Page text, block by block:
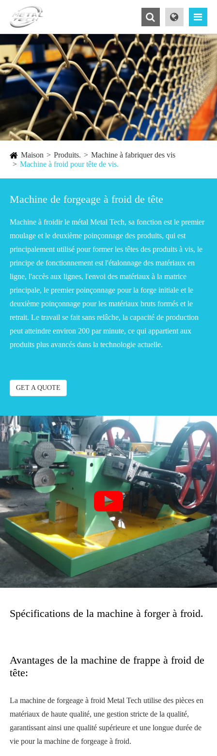
Maison Produits.
Machine à fabriquer des vis
Machine à froid pour tête de vis.
Machine de forgeage à froid de tête
Machine à froidir le métal Metal Tech, sa fonction est le premier
moulage et le deuxième poinçonnage des produits, qui est
principalement utilisé pour former les têtes des produits à vis, le
principe de fonctionnement est l'étalonnage des matériaux en
ligne, l'accès aux lignes, l'envoi des matériaux à la matrice
principale, le premier poinçonnage pour la forge initiale et le
deuxième poinçonnage pour les matériaux bruts formés et le
retrait. Le travail se fait sans relâche, la capacité de production
peut atteindre environ 200 par minute, ce qui appartient aux
produits plus avancés dans la technologie actuelle.
GET A QUOTE

Spécifications de la machine à forger à froid.
Avantages de la machine de frappe à froid de
tête:
La machine de forgeage à froid Metal Tech utilise des pièces en
matériaux de haute qualité, une gestion stricte de la qualité,
garantissant ainsi une qualité supérieure et une longue durée de
vie pour la machine de forgeage à froid.